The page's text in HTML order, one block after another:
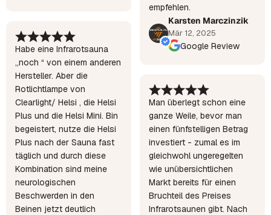
Habe eine Infrarotsauna
„noch “ von einem anderen
Hersteller. Aber die
Rotlichtlampe von
Clearlight/ Helsi , die Helsi
Plus und die Helsi Mini. Bin
begeistert, nutze die Helsi
Plus nach der Sauna fast
täglich und durch diese
Kombination sind meine
neurologischen
Beschwerden in den
Beinen jetzt deutlich
empfehlen.
Karsten Marczinzik
Mär 12, 2025
Google Review
Man überlegt schon eine
ganze Weile, bevor man
einen fünfstelligen Betrag
investiert - zumal es im
gleichwohl ungeregelten
wie unübersichtlichen
Markt bereits für einen
Bruchteil des Preises
Infrarotsaunen gibt. Nach